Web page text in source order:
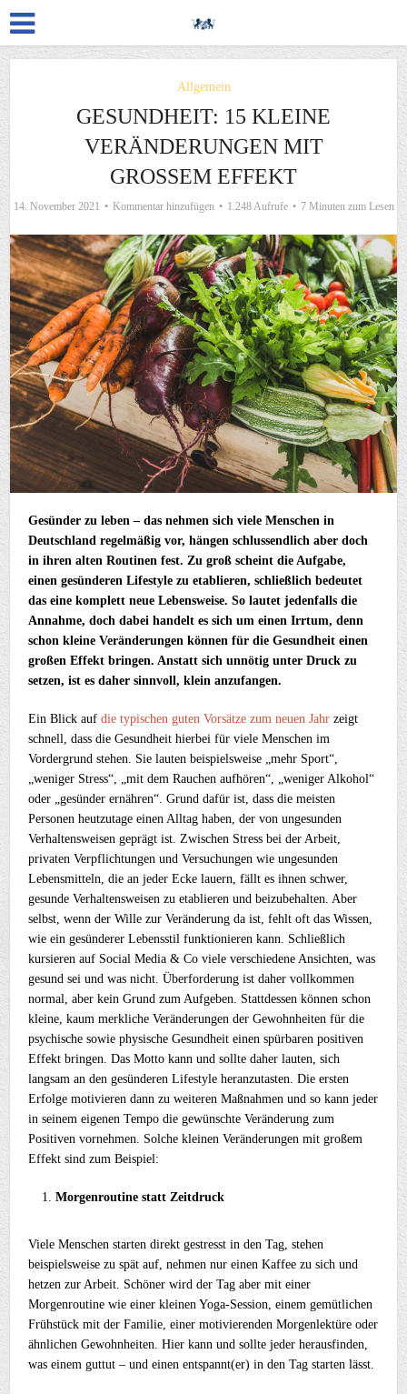
Allgemein
GESUNDHEIT: 15 KLEINE
VERÄNDERUNGEN MIT
GROSSEM EFFEKT
14. November 2021 Kommentar hinzufügen 1.248 Aufrufe 7 Minuten zum Lesen
Gesünder zu leben – das nehmen sich viele Menschen in
Deutschland regelmäßig vor, hängen schlussendlich aber doch
in ihren alten Routinen fest. Zu groß scheint die Aufgabe,
einen gesünderen Lifestyle zu etablieren, schließlich bedeutet
das eine komplett neue Lebensweise. So lautet jedenfalls die
Annahme, doch dabei handelt es sich um einen Irrtum, denn
schon kleine Veränderungen können für die Gesundheit einen
großen Effekt bringen. Anstatt sich unnötig unter Druck zu
setzen, ist es daher sinnvoll, klein anzufangen.
Ein Blick aufdie typischen guten Vorsätze zum neuen Jahr zeigt
schnell, dass die Gesundheit hierbei für viele Menschen im
Vordergrund stehen. Sie lauten beispielsweise „mehr Sport“,
„weniger Stress“, „mit dem Rauchen aufhören“, „weniger Alkohol“
oder „gesünder ernähren“. Grund dafür ist, dass die meisten
Personen heutzutage einen Alltag haben, der von ungesunden
Verhaltensweisen geprägt ist. Zwischen Stress bei der Arbeit,
privaten Verpflichtungen und Versuchungen wie ungesunden
Lebensmitteln, die an jeder Ecke lauern, fällt es ihnen schwer,
gesunde Verhaltensweisen zu etablieren und beizubehalten. Aber
selbst, wenn der Wille zur Veränderung da ist, fehlt oft das Wissen,
wie ein gesünderer Lebensstil funktionieren kann. Schließlich
kursieren auf Social Media & Co viele verschiedene Ansichten, was
gesund sei und was nicht. Überforderung ist daher vollkommen
normal, aber kein Grund zum Aufgeben. Stattdessen können schon
kleine, kaum merkliche Veränderungen der Gewohnheiten für die
psychische sowie physische Gesundheit einen spürbaren positiven
Effekt bringen. Das Motto kann und sollte daher lauten, sich
langsam an den gesünderen Lifestyle heranzutasten. Die ersten
Erfolge motivieren dann zu weiteren Maßnahmen und so kann jeder
in seinem eigenen Tempo die gewünschte Veränderung zum
Positiven vornehmen. Solche kleinen Veränderungen mit großem
Effekt sind zum Beispiel:
Morgenroutine statt Zeitdruck
Viele Menschen starten direkt gestresst in den Tag, stehen
beispielsweise zu spät auf, nehmen nur einen Kaffee zu sich und
hetzen zur Arbeit. Schöner wird der Tag aber mit einer
Morgenroutine wie einer kleinen Yoga-Session, einem gemütlichen
Frühstück mit der Familie, einer motivierenden Morgenlektüre oder
ähnlichen Gewohnheiten. Hier kann und sollte jeder herausfinden,
was einem guttut – und einen entspannt(er) in den Tag starten lässt.